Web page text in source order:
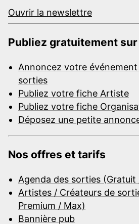
Ouvrir la newslettre
Publiez gratuitement
Annoncez votre
sorties
Publiez votre fiche Artiste
Publiez votre fiche
Déposez une petite
Nos offres et tarifs
Agenda des sorties (Gratuit
Artistes / Créateurs de
Premium / Max)
Bannière pub